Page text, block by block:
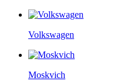
Volkswagen
Moskvich